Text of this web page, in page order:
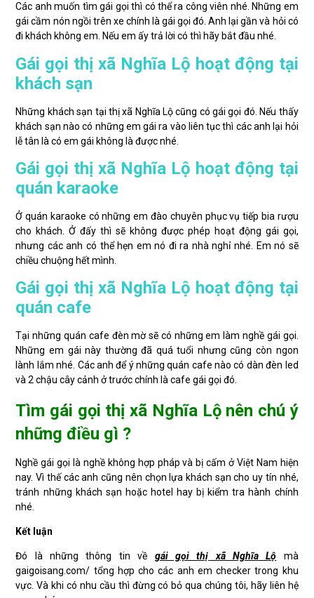
Các anh muốn tìm gái gọi thì có thể ra công viên nhé. Những em
gái cầm nón ngồi trên xe chính là gái gọi đó. Anh lại gần và hỏi có
đi khách không em. Nếu em ấy trả lời có thì hãy bắt đầu nhé.
Gái gọi thị xã Nghĩa Lộ hoạt động tại
khách sạn
Những khách sạn tại thị xã Nghĩa Lộ cũng có gái gọi đó. Nếu thấy
khách sạn nào có những em gái ra vào liên tục thì các anh lại hỏi
lễ tân là có em gái không là được nhé.
Gái gọi thị xã Nghĩa Lộ hoạt động tại
quán karaoke
Ở quán karaoke có những em đào chuyên phục vụ tiếp bia rượu
cho khách. Ở đấy thì sẽ không được phép hoạt động gái gọi,
nhưng các anh có thể hẹn em nó đi ra nhà nghỉ nhé. Em nó sẽ
chiều chuộng hết mình.
Gái gọi thị xã Nghĩa Lộ hoạt động tại
quán cafe
Tại những quán cafe đèn mờ sẽ có những em làm nghề gái gọi.
Những em gái này thường đã quá tuổi nhưng cũng còn ngon
lành lắm nhé. Các anh để ý những quán cafe nào có dàn đèn led
và 2 chậu cây cảnh ở trước chính là cafe gái gọi đó.
Tìm gái gọi thị xã Nghĩa Lộ nên chú ý
những điều gì ?
Nghề gái gọi là nghề không hợp pháp và bị cấm ở Việt Nam hiện
nay. Vì thế các anh cũng nên chọn lựa khách sạn cho uy tín nhé,
tránh những khách sạn hoặc hotel hay bị kiểm tra hành chính
nhé.
Kết luận
Đó là những thông tin về gái gọi thị xã Nghĩa Lộ mà
gaigoisang.com/ tổng hợp cho các anh em checker trong khu
vực. Và khi có nhu cầu thì đừng có bỏ qua chúng tôi, hãy liên hệ